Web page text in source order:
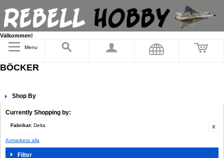
Välkommen!
Menu
BÖCKER
Shop By
Currently Shopping by:
Fabrikat: Delta
Avmarkera alla
Filter